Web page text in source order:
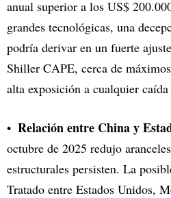
anual superior a los US$
grandes tecnológicas, una
podría derivar en un fuerte
Shiller CAPE, cerca de
alta exposición a cualquier caída
Relación entre China y
octubre de 2025 redujo
estructurales persisten. La
Tratado entre Estados Unidos,